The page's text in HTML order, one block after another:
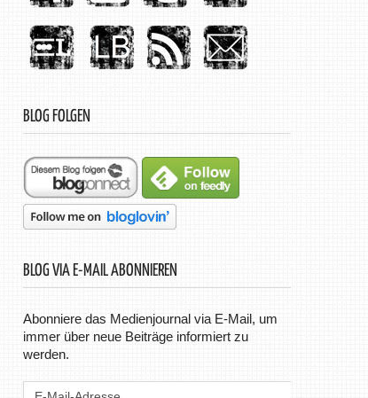
BLOG FOLGEN
BLOG VIA E-MAIL ABONNIEREN
Abonniere das Medienjournal via E-Mail, um
immer über neue Beiträge informiert zu
werden.
E-